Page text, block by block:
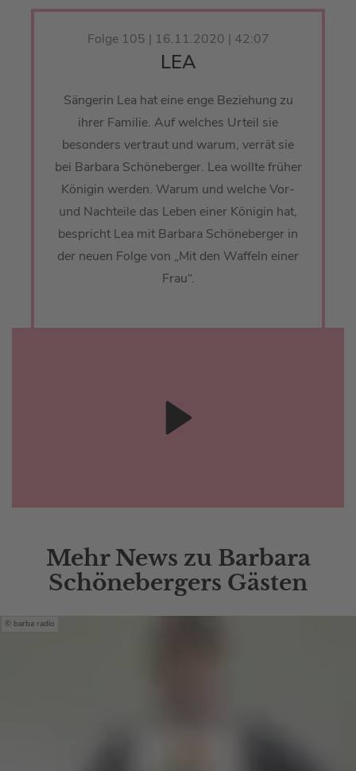
Folge 105 | 16.11.2020 | 42:07
LEA
Sängerin Lea hat eine enge Beziehung zu
ihrer Familie. Auf welches Urteil sie
besonders vertraut und warum, verrät sie
bei Barbara Schöneberger. Lea wollte früher
Königin werden. Warum und welche Vor-
und Nachteile das Leben einer Königin hat,
bespricht Lea mit Barbara Schöneberger in
der neuen Folge von „Mit den Waffeln einer
Frau“.
Mehr News zu Barbara
Schönebergers Gästen
barba radio